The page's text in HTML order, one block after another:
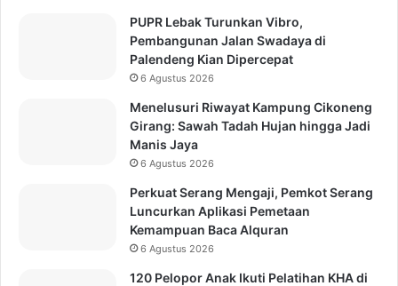
PUPR Lebak Turunkan Vibro,
Pembangunan Jalan Swadaya di
Palendeng Kian Dipercepat
6 Agustus 2026
Menelusuri Riwayat Kampung Cikoneng
Girang: Sawah Tadah Hujan hingga Jadi
Manis Jaya
6 Agustus 2026
Perkuat Serang Mengaji, Pemkot Serang
Luncurkan Aplikasi Pemetaan
Kemampuan Baca Alquran
6 Agustus 2026
120 Pelopor Anak Ikuti Pelatihan KHA di